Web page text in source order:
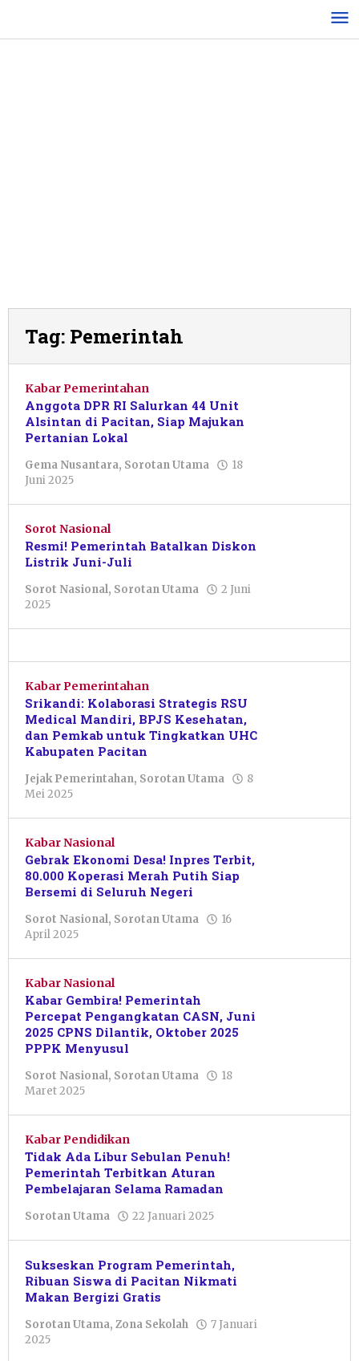
konten
Tag: Pemerintah
Kabar Pemerintahan
Anggota DPR RI Salurkan 44 Unit
Alsintan di Pacitan, Siap Majukan
Pertanian Lokal
Gema Nusantara, Sorotan Utama
18
Juni 2025
Cahyaningtias
Sorot Nasional
Resmi! Pemerintah Batalkan Diskon
Listrik Juni-Juli
Sorot Nasional, Sorotan Utama
2 Juni
2025
Kabar Pemerintahan
Srikandi: Kolaborasi Strategis RSU
Medical Mandiri, BPJS Kesehatan,
dan Pemkab untuk Tingkatkan UHC
Kabupaten Pacitan
Jejak Pemerintahan, Sorotan Utama
8
Mei 2025
Kabar Nasional
Gebrak Ekonomi Desa! Inpres Terbit,
80.000 Koperasi Merah Putih Siap
Bersemi di Seluruh Negeri
Sorot Nasional, Sorotan Utama
16
April 2025
Primanto
Kabar Nasional
Kabar Gembira! Pemerintah
Percepat Pengangkatan CASN, Juni
2025 CPNS Dilantik, Oktober 2025
PPPK Menyusul
Sorot Nasional, Sorotan Utama
18
Maret 2025
Kabar Pendidikan
Tidak Ada Libur Sebulan Penuh!
Pemerintah Terbitkan Aturan
Pembelajaran Selama Ramadan
Sorotan Utama 22 Januari 2025
Azizah
Sukseskan Program Pemerintah,
Ribuan Siswa di Pacitan Nikmati
Makan Bergizi Gratis
Sorotan Utama, Zona Sekolah
7 Januari
2025